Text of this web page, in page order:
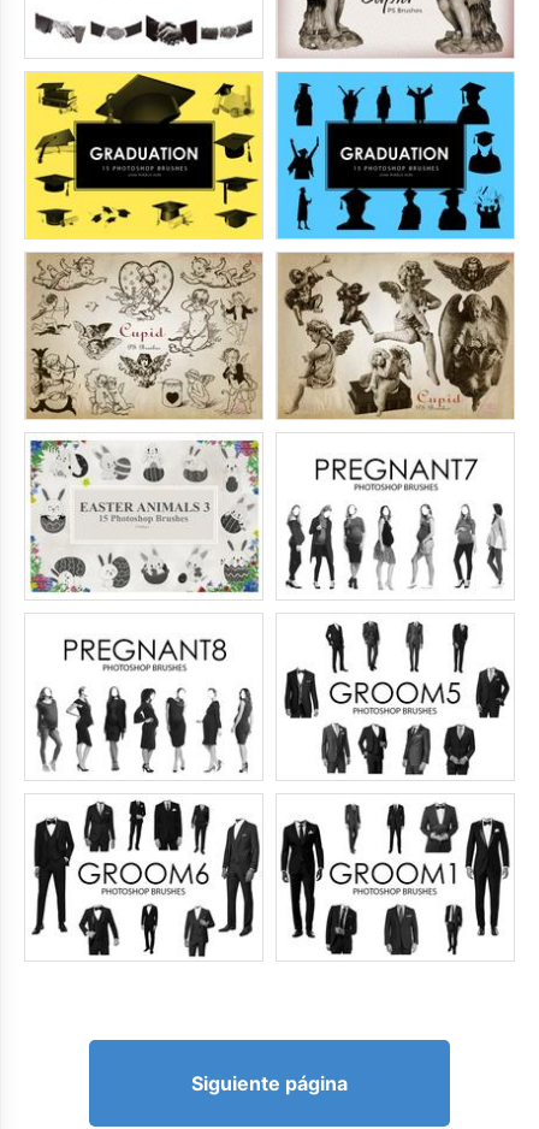
Siguiente página